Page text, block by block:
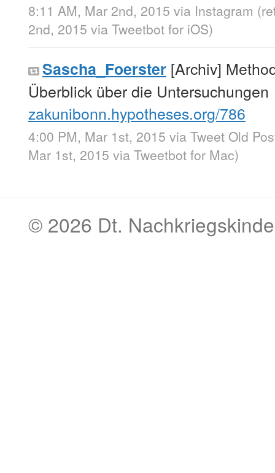
8:11 AM, Mar 2nd, 2015 via Instagram
2nd, 2015 via Tweetbot for iΟS)
Sascha_Foerster [Archiv]
Überblick über die Untersuchungen
zakunibonn.hypotheses.org/786
4:00 PM, Mar 1st, 2015 via Tweet Old
Mar 1st, 2015 via Tweetbot for Mac)
© 2026 Dt.